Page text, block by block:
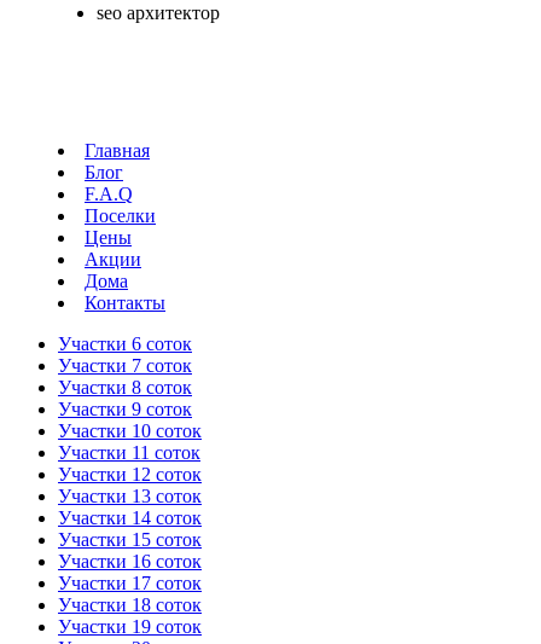
seo архитектор
Главная
Блог
F.A.Q
Поселки
Цены
Акции
Дома
Контакты
Участки 6 соток
Участки 7 соток
Участки 8 соток
Участки 9 соток
Участки 10 соток
Участки 11 соток
Участки 12 соток
Участки 13 соток
Участки 14 соток
Участки 15 соток
Участки 16 соток
Участки 17 соток
Участки 18 соток
Участки 19 соток